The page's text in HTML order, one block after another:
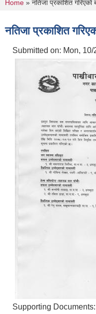
You are here
Home » नतिजा प्रकाशित गरिएको
नतिजा प्रकाशित
Submitted on: Mon,
Supporting Documents: